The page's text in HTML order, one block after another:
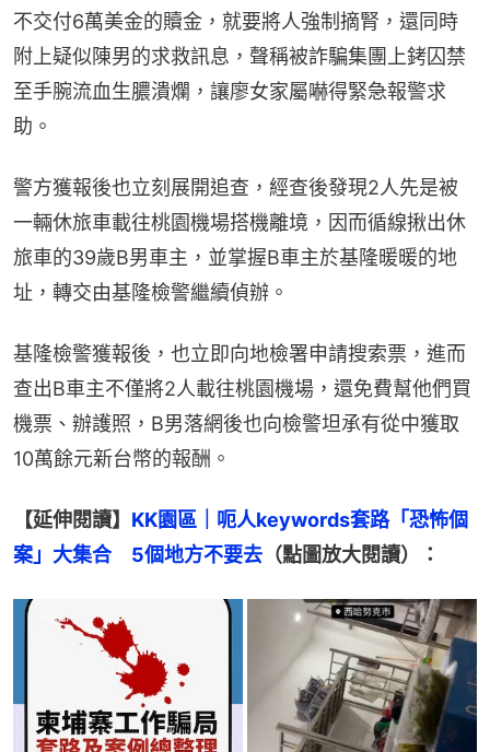
不交付6萬美金的贖金，就要將人強制摘腎，還同時
附上疑似陳男的求救訊息，聲稱被詐騙集團上銬囚禁
至手腕流血生膿潰爛，讓廖女家屬嚇得緊急報警求
助。
警方獲報後也立刻展開追查，經查後發現2人先是被
一輛休旅車載往桃園機場搭機離境，因而循線揪出休
旅車的39歲B男車主，並掌握B車主於基隆暖暖的地
址，轉交由基隆檢警繼續偵辦。
基隆檢警獲報後，也立即向地檢署申請搜索票，進而
查出B車主不僅將2人載往桃園機場，還免費幫他們買
機票、辦護照，B男落網後也向檢警坦承有從中獲取
10萬餘元新台幣的報酬。
【延伸閱讀】 KK園區｜呃人keywords套路「恐怖個
案」大集合　5個地方不要去 （點圖放大閱讀）：